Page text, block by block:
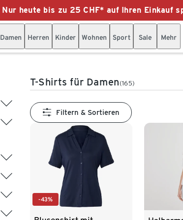
Nur heute bis zu 25 CHF* auf Ihren Einkauf
Damen Herren Kinder Wohnen Sport Sale Mehr
T-Shirts für Damen(165)
Filtern & Sortieren
-43%